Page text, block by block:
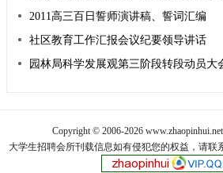
2011高三百日誓师演讲稿、誓词汇编
社区教育工作汇报会议纪要领导讲话
园林局科学发展观第三阶段转段动员大
Copyright © 2006-2026
大学生招聘会所刊载信息如有侵犯您的权益，请联